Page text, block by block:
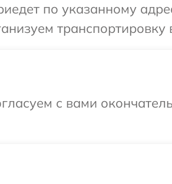
по указанному
с вами